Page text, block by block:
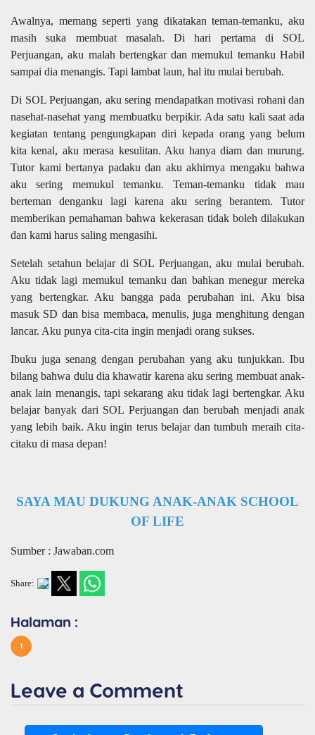
Awalnya, memang seperti yang dikatakan teman-temanku, aku
masih suka membuat masalah. Di hari pertama di SOL
Perjuangan, aku malah bertengkar dan memukul temanku Habil
sampai dia menangis. Tapi lambat laun, hal itu mulai berubah.
Di SOL Perjuangan, aku sering mendapatkan motivasi rohani dan
nasehat-nasehat yang membuatku berpikir. Ada satu kali saat ada
kegiatan tentang pengungkapan diri kepada orang yang belum
kita kenal, aku merasa kesulitan. Aku hanya diam dan murung.
Tutor kami bertanya padaku dan aku akhirnya mengaku bahwa
aku sering memukul temanku. Teman-temanku tidak mau
berteman denganku lagi karena aku sering berantem. Tutor
memberikan pemahaman bahwa kekerasan tidak boleh dilakukan
dan kami harus saling mengasihi.
Setelah setahun belajar di SOL Perjuangan, aku mulai berubah.
Aku tidak lagi memukul temanku dan bahkan menegur mereka
yang bertengkar. Aku bangga pada perubahan ini. Aku bisa
masuk SD dan bisa membaca, menulis, juga menghitung dengan
lancar. Aku punya cita-cita ingin menjadi orang sukses.
Ibuku juga senang dengan perubahan yang aku tunjukkan. Ibu
bilang bahwa dulu dia khawatir karena aku sering membuat anak-
anak lain menangis, tapi sekarang aku tidak lagi bertengkar. Aku
belajar banyak dari SOL Perjuangan dan berubah menjadi anak
yang lebih baik. Aku ingin terus belajar dan tumbuh meraih cita-
citaku di masa depan!
SAYA MAU DUKUNG ANAK-ANAK SCHOOL
OF LIFE
Sumber : Jawaban.com
Share:
Halaman :
1
Leave a Comment